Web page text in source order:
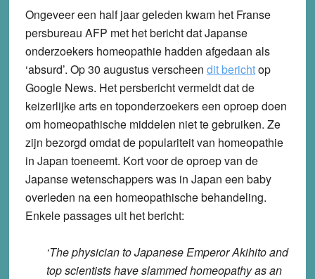
Ongeveer een half jaar geleden kwam het Franse
persbureau AFP met het bericht dat Japanse
onderzoekers homeopathie hadden afgedaan als
‘absurd’. Op 30 augustus verscheen dit berichtop
Google News. Het persbericht vermeldt dat de
keizerlijke arts en toponderzoekers een oproep doen
om homeopathische middelen niet te gebruiken. Ze
zijn bezorgd omdat de populariteit van homeopathie
in Japan toeneemt. Kort voor de oproep van de
Japanse wetenschappers was in Japan een baby
overleden na een homeopathische behandeling.
Enkele passages uit het bericht:
‘The physician to Japanese Emperor Akihito and
top scientists have slammed homeopathy as an